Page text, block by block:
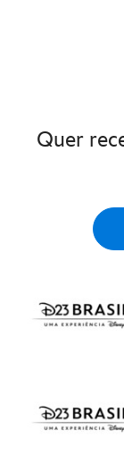
Quer